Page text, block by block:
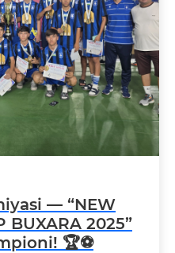
— “NEW
BUXARA 2025”
🏆⚽️